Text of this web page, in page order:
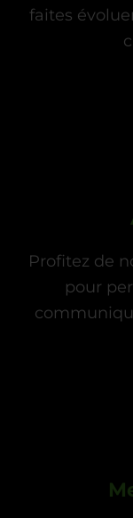
faites
Profitez de
pour